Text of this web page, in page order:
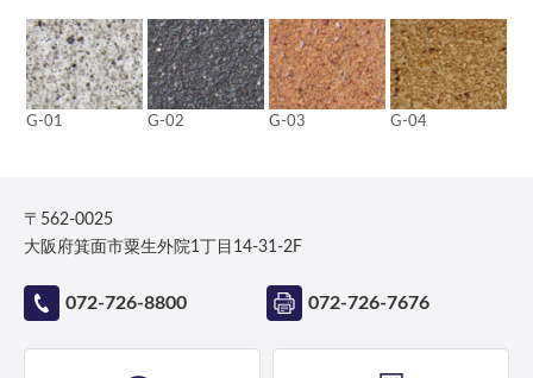
G-01 G-02 G-03 G-04
〒562-0025
大阪府箕面市粟生外院1丁目14-31-2F
072-726-8800 072-726-7676